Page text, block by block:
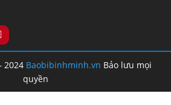
2024 Baobibinhminh.vn Bảo lưu mọi
quyền